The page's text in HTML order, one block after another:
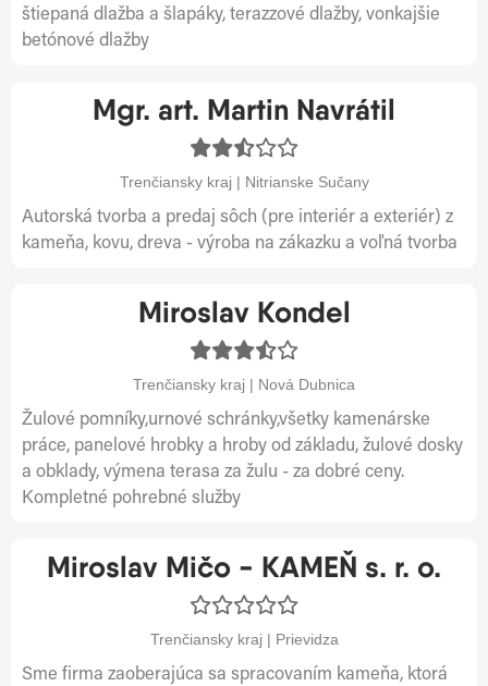
štiepaná dlažba a šlapáky, terazzové dlažby, vonkajšie
betónové dlažby
Mgr. art. Martin Navrátil
Trenčiansky kraj | Nitrianske Sučany
Autorská tvorba a predaj sôch (pre interiér a exteriér) z
kameňa, kovu, dreva - výroba na zákazku a voľná tvorba
Miroslav Kondel
Trenčiansky kraj | Nová Dubnica
Žulové pomníky,urnové schránky,všetky kamenárske
práce, panelové hrobky a hroby od základu, žulové dosky
a obklady, výmena terasa za žulu - za dobré ceny.
Kompletné pohrebné služby
Miroslav Mičo - KAMEŇ s. r. o.
Trenčiansky kraj | Prievidza
Sme firma zaoberajúca sa spracovaním kameňa, ktorá